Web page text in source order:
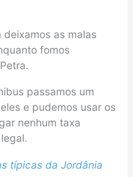
as malas
fomos
passamos um
e pudemos usar os
nenhum taxa
típicas da Jordânia